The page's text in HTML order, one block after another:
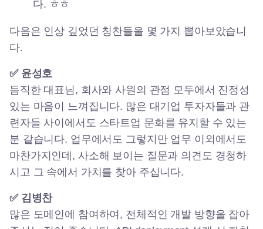
다. ㅎㅎ
다음은 인상 깊었던 칭찬들을 몇 가지 뽑아보았습니
다.
✅ 윤성호
듬직한 대표님, 회사와 사원의 관점 모두에서 진정성
있는 마음이 느껴집니다. 많은 대기업 투자자들과 관
련자들 사이에서도 스타트업 문화를 유지할 수 있는
분 같습니다. 업무에서도 그렇지만 업무 이외에서도
마찬가지인데, 사소해 보이는 질문과 의견도 경청하
시고 그 속에서 가치를 찾아 주십니다.
✅ 김병찬
많은 도메인에 참여하여, 전체적인 개발 방향을 잡아